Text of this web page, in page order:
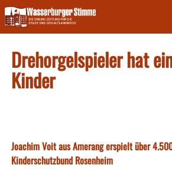
Skip
to
content
Drehorgelspieler hat
Kinder
Joachim Voit aus Amerang erspielt über
Kinderschutzbund Rosenheim